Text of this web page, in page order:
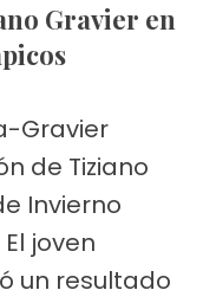
Gravier
de Tiziano
Invierno
joven
un resultado